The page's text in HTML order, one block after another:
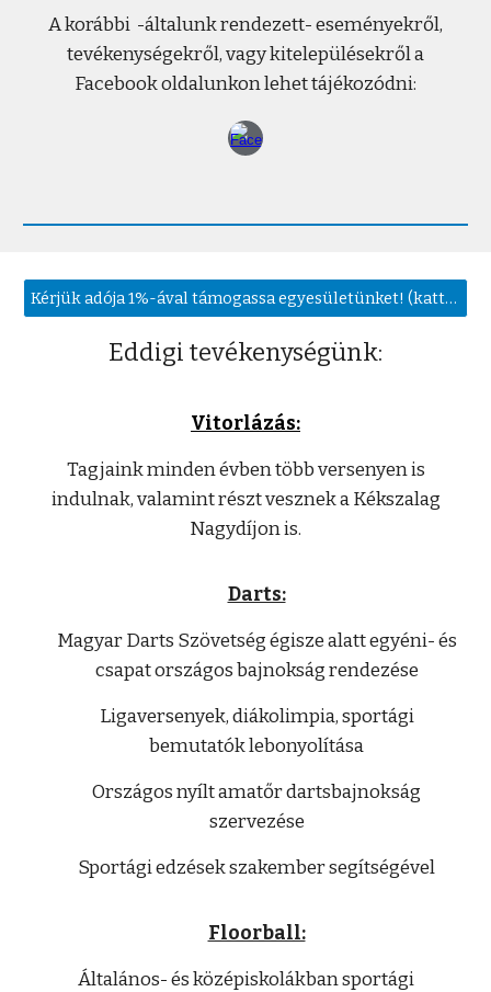
A korábbi -általunk rendezett- eseményekről,
tevékenységekről, vagy kitelepülésekről a
Facebook oldalunkon lehet tájékozódni:
Kérjük adója 1%-ával támogassa egyesületünket! (kattintás)
Eddigi tevékenységünk:
Vitorlázás:
Tagjaink minden évben több versenyen is
indulnak, valamint részt vesznek a Kékszalag
Nagydíjon is.
Darts:
Magyar Darts Szövetség égisze alatt egyéni-és
csapat országos bajnokság rendezése
Ligaversenyek, diákolimpia, sportági
bemutatók lebonyolítása
Országos nyílt amatőr dartsbajnokság
szervezése
Sportági edzések szakember segítségével
Floorball:
Általános- és középiskolákban sportági